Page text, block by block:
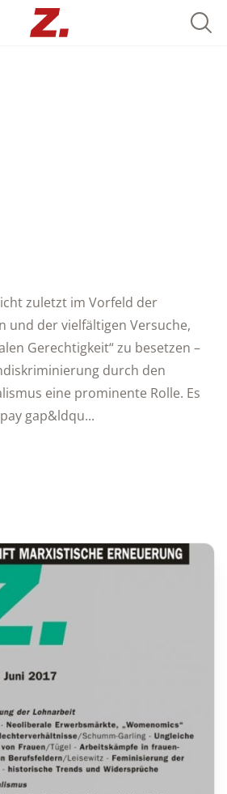
zuletzt im Vorfeld der
und der vielfältigen Versuche,
Gerechtigkeit“ zu besetzen –
durch den
eine prominente Rolle. Es
gap&ldqu...